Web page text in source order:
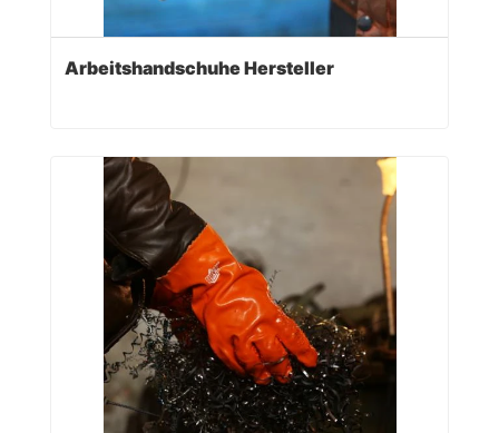
Arbeitshandschuhe Hersteller